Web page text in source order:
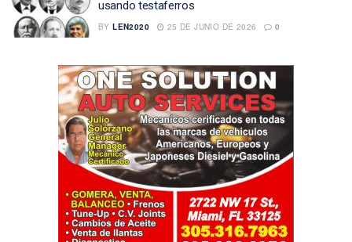
usando testaferros
BY LEN2020 25 DE JUNIO DE 2026 0